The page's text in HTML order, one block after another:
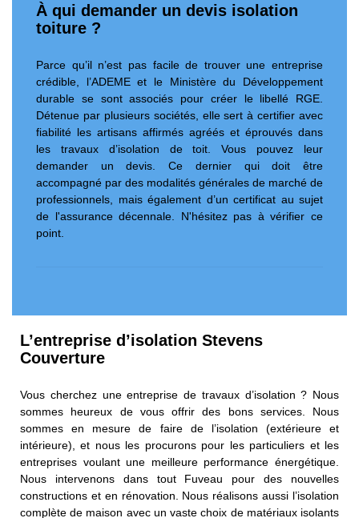
À qui demander un devis isolation
toiture ?
Parce qu’il n’est pas facile de trouver une entreprise
crédible, l’ADEME et le Ministère du Développement
durable se sont associés pour créer le libellé RGE.
Détenue par plusieurs sociétés, elle sert à certifier avec
fiabilité les artisans affirmés agréés et éprouvés dans
les travaux d’isolation de toit. Vous pouvez leur
demander un devis. Ce dernier qui doit être
accompagné par des modalités générales de marché de
professionnels, mais également d’un certificat au sujet
de l'assurance décennale. N'hésitez pas à vérifier ce
point.
L’entreprise d’isolation Stevens
Couverture
Vous cherchez une entreprise de travaux d’isolation ? Nous
sommes heureux de vous offrir des bons services. Nous
sommes en mesure de faire de l’isolation (extérieure et
intérieure), et nous les procurons pour les particuliers et les
entreprises voulant une meilleure performance énergétique.
Nous intervenons dans tout Fuveau pour des nouvelles
constructions et en rénovation. Nous réalisons aussi l’isolation
complète de maison avec un vaste choix de matériaux isolants